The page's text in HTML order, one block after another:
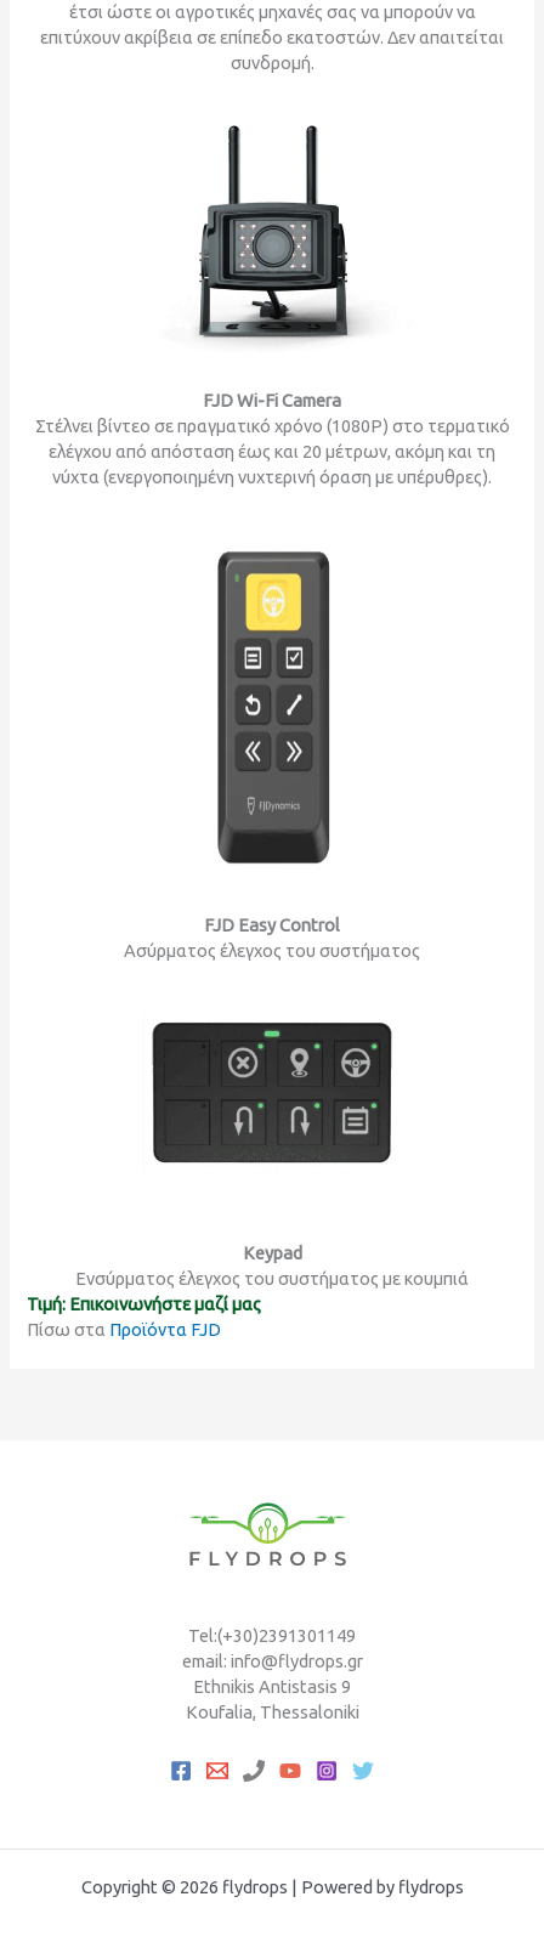
έτσι ώστε οι αγροτικές μηχανές σας να μπορούν να
επιτύχουν ακρίβεια σε επίπεδο εκατοστών. Δεν απαιτείται
συνδρομή.
FJD Wi-Fi Camera
Στέλνει βίντεο σε πραγματικό χρόνο (1080P) στο τερματικό
ελέγχου από απόσταση έως και 20 μέτρων, ακόμη και τη
νύχτα (ενεργοποιημένη νυχτερινή όραση με υπέρυθρες).
FJD Easy Control
Ασύρματος έλεγχος του συστήματος
Keypad
Ενσύρματος έλεγχος του συστήματος με κουμπιά
Τιμή: Επικοινωνήστε μαζί μας
Πίσω στα Προϊόντα FJD
Tel:(+30)2391301149
email: info@flydrops.gr
Ethnikis Antistasis 9
Koufalia, Thessaloniki
Copyright © 2026 flydrops | Powered by flydrops